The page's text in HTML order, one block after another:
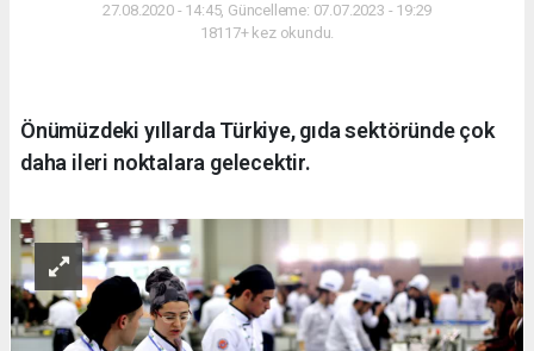
27.08.2020 - 14:45, Güncelleme: 07.07.2023 - 19:29
18117+ kez okundu.
Önümüzdeki yıllarda Türkiye, gıda sektöründe çok
daha ileri noktalara gelecektir.